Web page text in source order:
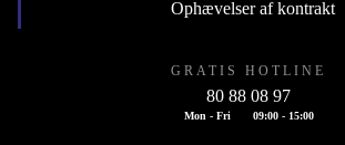
Ophævelser af kontrakt
GRATIS HOTLINE
80 88 08 97
Mon - Fri 09:00 - 15:00